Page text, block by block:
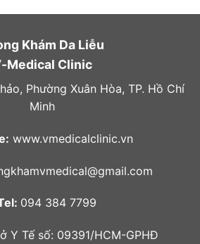
Khám Da Liễu
Medical Clinic
Phường Xuân Hòa, TP. Hồ Chí
Minh
www.vmedicalclinic.vn
094 384 7799
Y Tế số: 09391/HCM-GPHĐ